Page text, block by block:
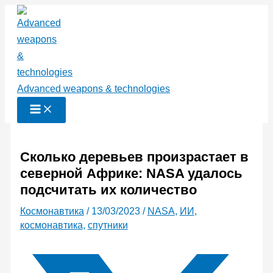
Перейти
содержимому
Advanced weapons & technologies
Сколько деревьев произрастает в
северной Африке: NASA удалось
подсчитать их количество
Космонавтика / 13/03/2023 / NASA, ИИ ,
космонавтика, спутники